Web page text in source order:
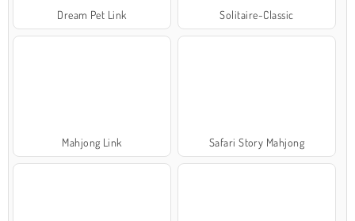
Dream Pet Link Solitaire-Classic
Mahjong Link Safari Story Mahjong